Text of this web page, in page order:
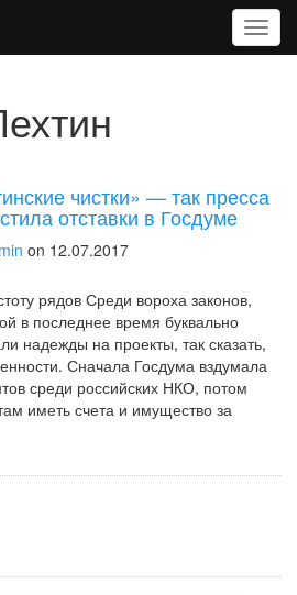
T
o
v
o
n
чистки» — так пресса
отставки в Госдуме
on 12.07.2017
рядов Среди вороха законов,
в последнее время буквально
надежды на проекты, так сказать,
Сначала Госдума вздумала
среди российских НКО, потом
иметь счета и имущество за